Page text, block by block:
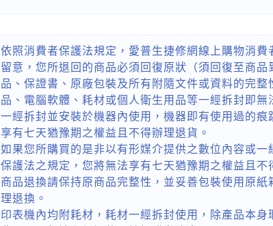
依照消費者保護法規定，愛普生捷修網線上購物消
留意，您所退回的商品必須回復原狀（須回復至商
品、保證書、原廠包裝及所有附隨文件或資料的完
品、電腦軟體、耗材或個人衛生用品等一經拆封即
一經拆封並安裝於機器內使用，機器即有使用過的
享有七天猶豫期之權益且不得辦理退貨。
如果您所購買的是非以有形媒介提供之數位內容或
保護法之規定，您將無法享有七天猶豫期之權益且不
商品退換請保持原商品完整性，並妥善包裝使用原
理退換。
印表機內均附耗材，耗材一經拆封使用，除產品本